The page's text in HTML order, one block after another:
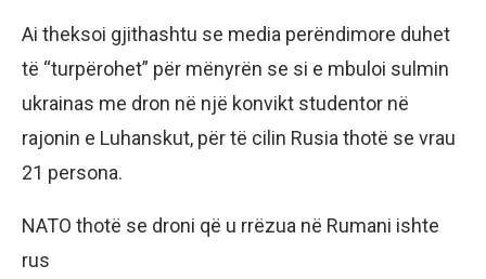
Ai theksoi gjithashtu se media perëndimore duhet
të “turpërohet” për mënyrën se si e mbuloi sulmin
ukrainas me dron në një konvikt studentor në
rajonin e Luhanskut, për të cilin Rusia thotë se vrau
21 persona.
NATO thotë se droni që u rrëzua në Rumani ishte
rus